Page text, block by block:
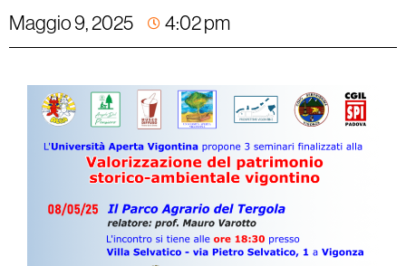
Maggio 9, 2025 4:02 pm